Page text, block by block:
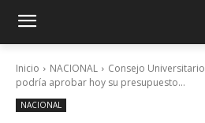
Inicio NACIONAL
Consejo
podría aprobar hoy su presupuesto...
NACIONAL